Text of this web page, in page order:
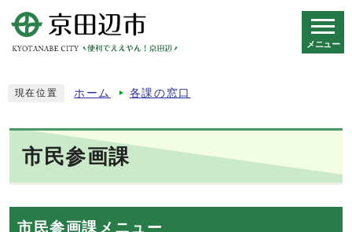
メニュー
現在位置 ホーム 各課の窓口
市民参画課
市民参画課メニュー